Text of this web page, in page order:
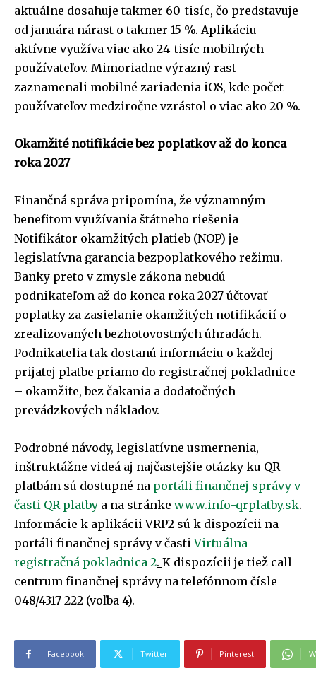
PRIHLÁSIŤ SA ZAREGISTROVAŤ SA
PRIHLÁSIŤ SA ZAREGISTROVAŤ SA
aktuálne dosahuje takmer 60-tisíc, čo predstavuje
od januára nárast o takmer 15 %. Aplikáciu
aktívne využíva viac ako 24-tisíc mobilných
používateľov. Mimoriadne výrazný rast
zaznamenali mobilné zariadenia iOS, kde počet
používateľov medziročne vzrástol o viac ako 20 %.
Okamžité notifikácie bez poplatkov až do konca
roka 2027
Finančná správa pripomína, že významným
benefitom využívania štátneho riešenia
Notifikátor okamžitých platieb (NOP) je
legislatívna garancia bezpoplatkového režimu.
Banky preto v zmysle zákona nebudú
podnikateľom až do konca roka 2027 účtovať
poplatky za zasielanie okamžitých notifikácií o
zrealizovaných bezhotovostných úhradách.
Podnikatelia tak dostanú informáciu o každej
prijatej platbe priamo do registračnej pokladnice
– okamžite, bez čakania a dodatočných
prevádzkových nákladov.
Podrobné návody, legislatívne usmernenia,
inštruktážne videá aj najčastejšie otázky ku QR
platbám sú dostupné na portáli finančnej správy v
časti QR platby a na stránke www.info-qrplatby.sk.
Informácie k aplikácii VRP2 sú k dispozícii na
portáli finančnej správy v častiVirtuálna
registračná pokladnica 2. K dispozícii je tiež call
centrum finančnej správy na telefónnom čísle
048/4317 222 (voľba 4).
Facebook Twitter Pinterest